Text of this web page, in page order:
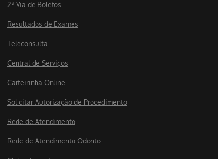
2ª Via de Boletos
Resultados de Exames
Teleconsulta
Central de Serviços
Carteirinha Online
Solicitar Autorização de Procedimento
Rede de Atendimento
Rede de Atendimento Odonto